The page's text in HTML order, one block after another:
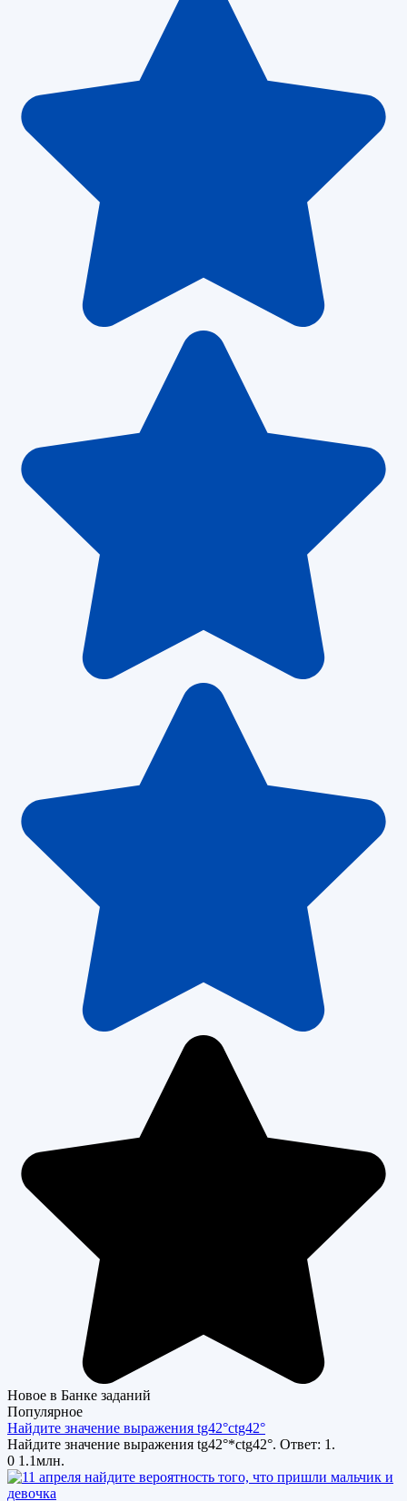
Новое в Банке заданий
Популярное
Найдите значение выражения tg42°ctg42°
Найдите значение выражения tg42°*ctg42°. Ответ: 1.
0 1.1млн.